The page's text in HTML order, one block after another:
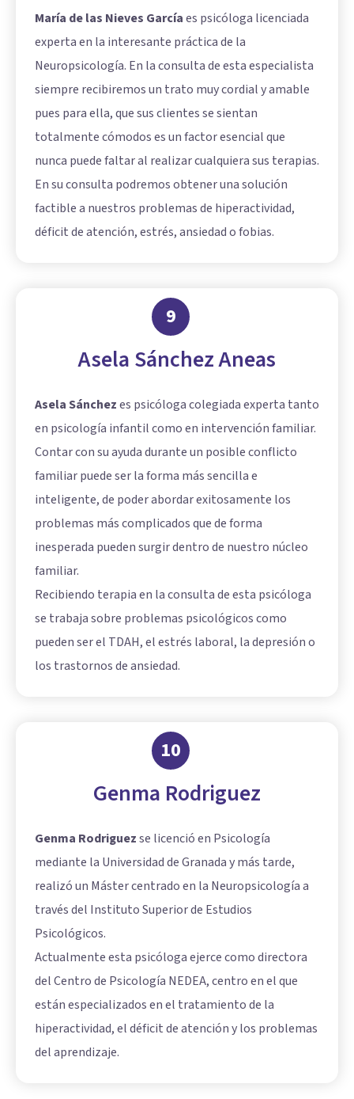
María de las Nieves Garcíaes psicóloga licenciada
experta en la interesante práctica de la
Neuropsicología. En la consulta de esta especialista
siempre recibiremos un trato muy cordial y amable
pues para ella, que sus clientes se sientan
totalmente cómodos es un factor esencial que
nunca puede faltar al realizar cualquiera sus terapias.
En su consulta podremos obtener una solución
factible a nuestros problemas de hiperactividad,
déficit de atención, estrés, ansiedad o fobias.
9
Asela Sánchez Aneas
Asela Sánchezes psicóloga colegiada experta tanto
en psicología infantil como en intervención familiar.
Contar con su ayuda durante un posible conflicto
familiar puede ser la forma más sencilla e
inteligente, de poder abordar exitosamente los
problemas más complicados que de forma
inesperada pueden surgir dentro de nuestro núcleo
familiar.
Recibiendo terapia en la consulta de esta psicóloga
se trabaja sobre problemas psicológicos como
pueden ser el TDAH, el estrés laboral, la depresión o
los trastornos de ansiedad.
10
Genma Rodriguez
Genma Rodriguezse licenció en Psicología
mediante la Universidad de Granada y más tarde,
realizó un Máster centrado en la Neuropsicología a
través del Instituto Superior de Estudios
Psicológicos.
Actualmente esta psicóloga ejerce como directora
del Centro de Psicología NEDEA, centro en el que
están especializados en el tratamiento de la
hiperactividad, el déficit de atención y los problemas
del aprendizaje.